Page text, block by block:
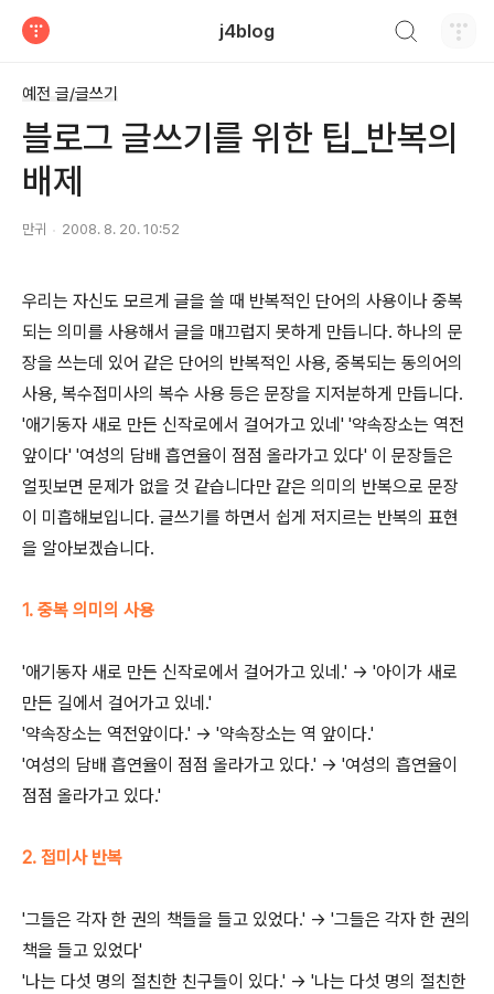
j4blog
예전 글/글쓰기
블로그 글쓰기를 위한 팁_반복의
배제
만귀 2008. 8. 20. 10:52
우리는 자신도 모르게 글을 쓸 때 반복적인 단어의 사용이나 중복
되는 의미를 사용해서 글을 매끄럽지 못하게 만듭니다. 하나의 문
장을 쓰는데 있어 같은 단어의 반복적인 사용, 중복되는 동의어의
사용, 복수접미사의 복수 사용 등은 문장을 지저분하게 만듭니다.
'애기동자 새로 만든 신작로에서 걸어가고 있네' '약속장소는 역전
앞이다' '여성의 담배 흡연율이 점점 올라가고 있다' 이 문장들은
얼핏보면 문제가 없을 것 같습니다만 같은 의미의 반복으로 문장
이 미흡해보입니다. 글쓰기를 하면서 쉽게 저지르는 반복의 표현
을 알아보겠습니다.
1. 중복 의미의 사용
'애기동자 새로 만든 신작로에서 걸어가고 있네.' -> '아이가 새로
만든 길에서 걸어가고 있네.'
'약속장소는 역전앞이다.' -> '약속장소는 역 앞이다.'
'여성의 담배 흡연율이 점점 올라가고 있다.' -> '여성의 흡연율이
점점 올라가고 있다.'
2. 접미사 반복
'그들은 각자 한 권의 책들을 들고 있었다.' -> '그들은 각자 한 권의
책을 들고 있었다'
'나는 다섯 명의 절친한 친구들이 있다.' -> '나는 다섯 명의 절친한